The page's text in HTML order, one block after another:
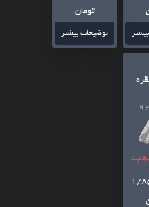
تومان
توضیحات بیشتر
1/
1/